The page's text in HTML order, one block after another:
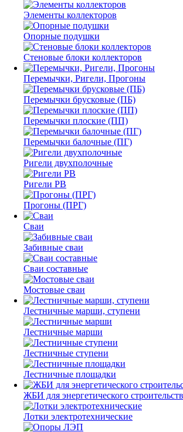
Элементы коллекторов
Опорные подушки
Стеновые блоки коллекторов
Перемычки, Ригели, Прогоны
Перемычки брусковые (ПБ)
Перемычки плоские (ПП)
Перемычки балочные (ПГ)
Ригели двухполочные
Ригели РВ
Прогоны (ПРГ)
Сваи
Забивные сваи
Сваи составные
Мостовые сваи
Лестничные марши, ступени
Лестничные марши
Лестничные ступени
Лестничные площадки
ЖБИ для энергетического
Лотки электротехнические